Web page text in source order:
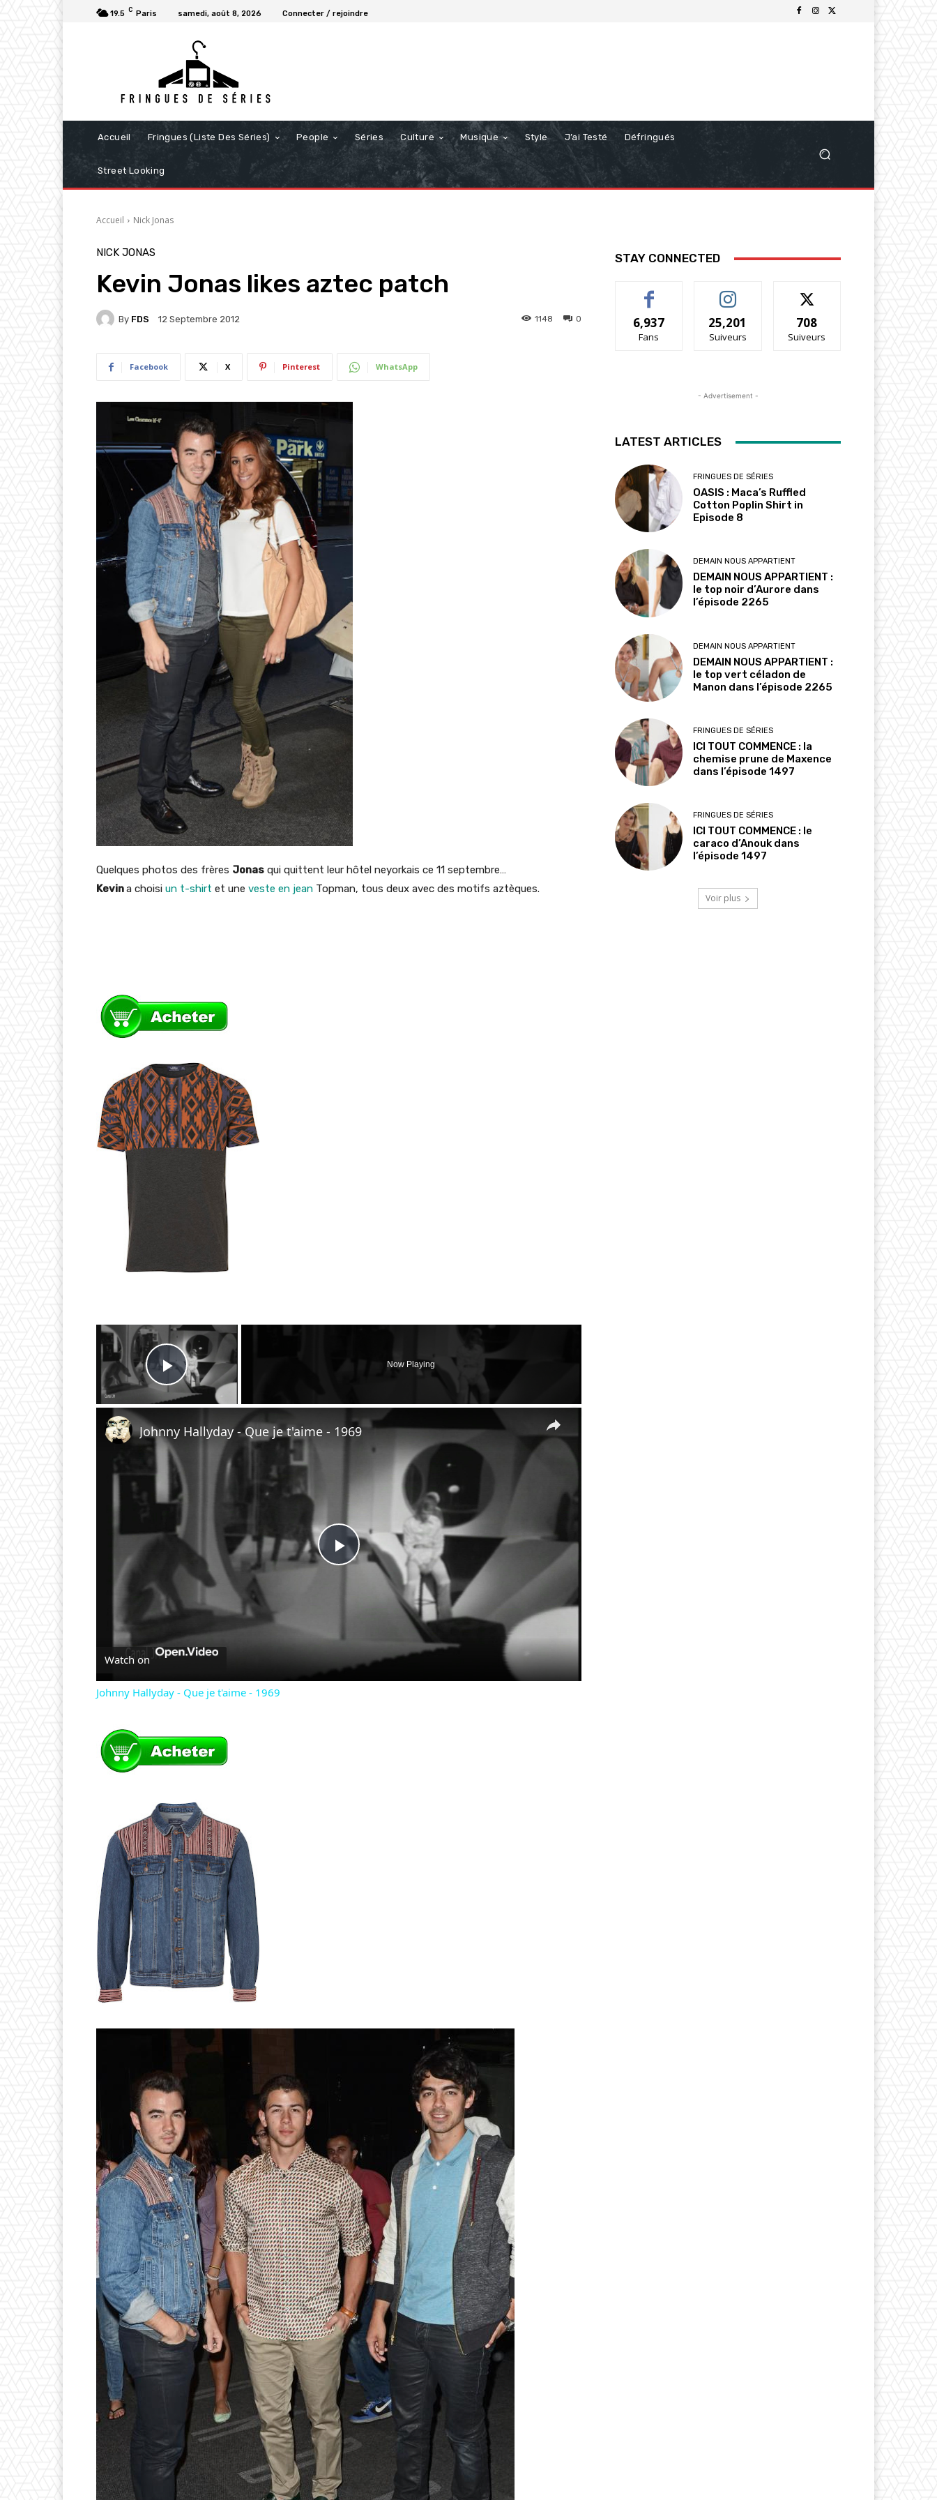
19.5 C Paris samedi, août 8, 2026 Connecter / rejoindre
Accueil Fringues (Liste Des Séries) People Séries Culture Musique Style J’ai Testé Défringués
Street Looking
Accueil Nick Jonas
NICK JONAS
Kevin Jonas likes aztec patch
By FDS 12 Septembre 2012 0
1148
Facebook X Pinterest WhatsApp
Quelques photos des frères Jonas qui quittent leur hôtel neyorkais ce 11 septembre…
Kevina choisi un t-shirt et une veste en jean Topman, tous deux avec des motifs aztèques.
×
Play Video
Now Playing
Play
Video
Johnny Hallyday - Que je t'aime - 1969
Watch on
Johnny Hallyday - Que je t'aime - 1969
STAY CONNECTED
6,937
Fans
25,201
Suiveurs
708
Suiveurs
- Advertisement -
LATEST ARTICLES
FRINGUES DE SÉRIES
OASIS : Maca’s Ruffled
Cotton Poplin Shirt in
Episode 8
DEMAIN NOUS APPARTIENT
DEMAIN NOUS APPARTIENT :
le top noir d’Aurore dans
l’épisode 2265
DEMAIN NOUS APPARTIENT
DEMAIN NOUS APPARTIENT :
le top vert céladon de
Manon dans l’épisode 2265
FRINGUES DE SÉRIES
ICI TOUT COMMENCE : la
chemise prune de Maxence
dans l’épisode 1497
FRINGUES DE SÉRIES
ICI TOUT COMMENCE : le
caraco d’Anouk dans
l’épisode 1497
Voir plus